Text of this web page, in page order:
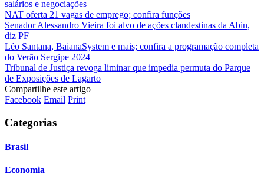
salários e negociações
NAT oferta 21 vagas de emprego; confira funções
Senador Alessandro Vieira foi alvo de ações clandestinas da Abin,
diz PF
Léo Santana, BaianaSystem e mais; confira a programação completa
do Verão Sergipe 2024
Tribunal de Justiça revoga liminar que impedia permuta do Parque
de Exposições de Lagarto
Compartilhe este artigo
Facebook Email Print
Categorias
Brasil
Economia